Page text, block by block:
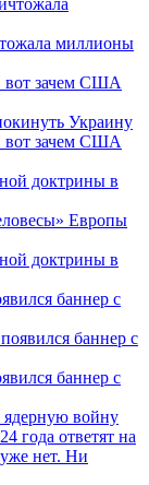
миллионы
вот зачем США
вот зачем США
доктрины в
доктрины в
баннер с
баннер с
войну